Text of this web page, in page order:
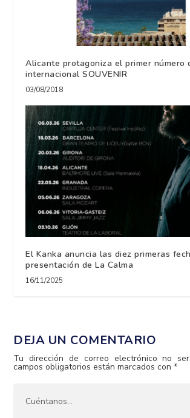
Alicante protagoniza el primer número
internacional SOUVENIR
03/08/2018
El Kanka anuncia las diez primeras
presentación de La Calma
16/11/2025
DEJA UN COMENTARIO
Tu dirección de correo electrónico no
campos obligatorios están marcados con*